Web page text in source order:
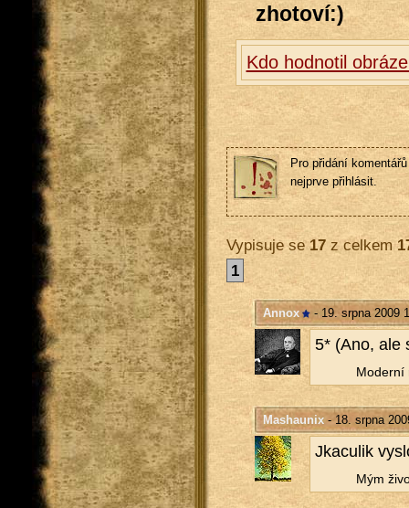
zhotoví:)
Kdo hodnotil
Pro přidání
nejprve přihlásit.
Vypisuje se17z celkem
1
Annox - 19. srpna 2009
5* (Ano, ale
Mo­der­ní
Mashaunix- 18. srpna
Jka­cu­lik
Mým